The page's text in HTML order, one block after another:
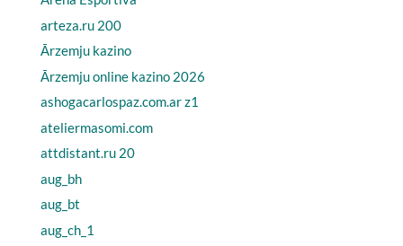
arteza.ru 200
Ārzemju kazino
Ārzemju online kazino 2026
ashogacarlospaz.com.ar z1
ateliermasomi.com
attdistant.ru 20
aug_bh
aug_bt
aug_ch_1